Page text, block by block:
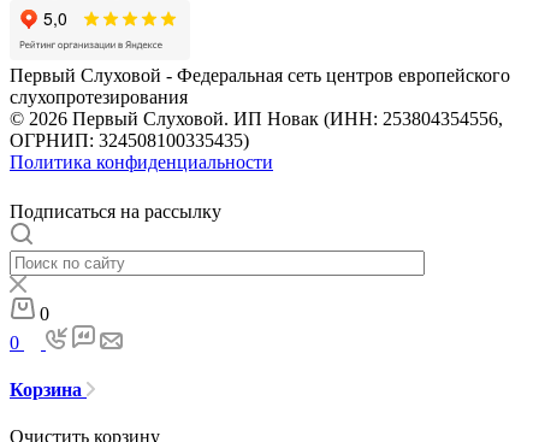
Первый Слуховой - Федеральная сеть центров европейского
слухопротезирования
© 2026 Первый Слуховой. ИП Новак (ИНН: 253804354556,
ОГРНИП: 324508100335435)
Политика конфиденциальности
Подписаться на рассылку
0
0
Корзина
Очистить корзину